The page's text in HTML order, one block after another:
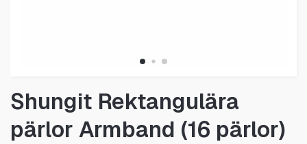
Shungit Rektangulära
pärlor Armband (16 pärlor)